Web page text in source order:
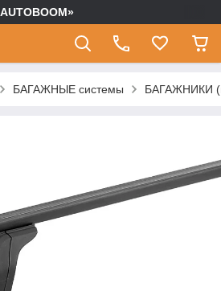
БАГАЖНЫЕ системы БАГАЖНИКИ